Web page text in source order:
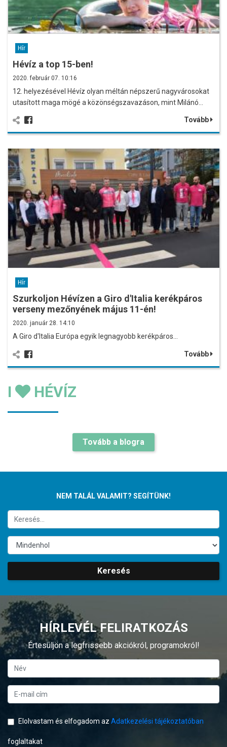
Hír
Hévíz a top 15-ben!
2020. február 07. 10:16
12. helyezésével Hévíz olyan méltán népszerű nagyvárosokat
utasított maga mögé a közönségszavazáson, mint Milánó…
Tovább
Hír
Szurkoljon Hévízen a Giro d'Italia kerékpáros
verseny mezőnyének május 11-én!
2020. január 28. 14:10
A Giro d'Italia Európa egyik legnagyobb kerékpáros…
Tovább
I HÉVÍZ
Tovább a blogra
NEM TALÁL VALAMIT? SEGÍTÜNK!
Keresés
HÍRLEVÉL FELIRATKOZÁS
Értesüljön a legfrissebb akciókról, programokról!
Elolvastam és elfogadom az Adatkezelési tájékoztatóban
foglaltakat